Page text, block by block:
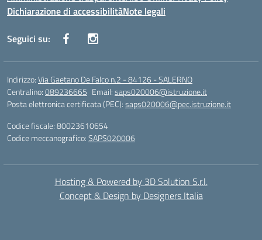
Dichiarazione di accessibilitàNote legali
Seguici su:
Indirizzo:Via Gaetano De Falco n.2 - 84126 - SALERNO
Centralino:089236665 Email:saps020006@istruzione.it
Posta elettronica certificata (PEC):saps020006@pec.istruzione.it
Codice fiscale: 80023610654
Codice meccanografico:SAPS020006
Hosting & Powered by 3D Solution S.r.l.
Concept & Design by Designers Italia